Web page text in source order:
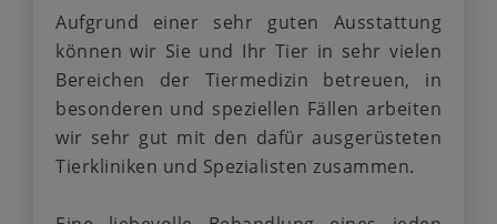
Aufgrund einer sehr guten Ausstattung
können wir Sie und Ihr Tier in sehr vielen
Bereichen der Tiermedizin betreuen, in
besonderen und speziellen Fällen arbeiten
wir sehr gut mit den dafür ausgerüsteten
Tierkliniken und Spezialisten zusammen.